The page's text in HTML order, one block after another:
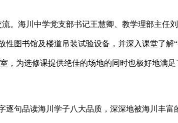
。海川中学党支部书记王慧卿、教学理部主任
图书馆及楼道吊装试验设备，并深入课堂了解“
为选修课提供绝佳的场地的同时也极好地满
句品读海川学子八大品质，深深地被海川丰富